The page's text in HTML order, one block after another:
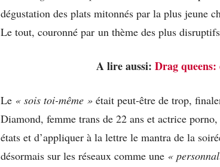
dégustation des plats mitonnés par la plus jeune
Le tout, couronné par un thème des plus
A lire aussi: Drag
Le « sois toi-même » était peut-être de trop,
Diamond, femme trans de 22 ans et actrice
états et d’appliquer à la lettre le mantra de la
désormais sur les réseaux comme une «